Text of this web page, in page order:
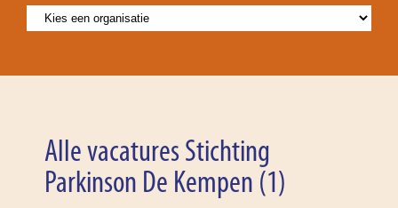
Alle vacatures Stichting
Parkinson De Kempen (1)